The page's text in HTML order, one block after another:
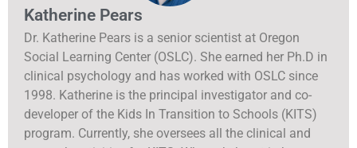
Katherine Pears
Dr. Katherine Pears is a senior scientist at Oregon
Social Learning Center (OSLC). She earned her Ph.D in
clinical psychology and has worked with OSLC since
1998. Katherine is the principal investigator and co-
developer of the Kids In Transition to Schools (KITS)
program. Currently, she oversees all the clinical and